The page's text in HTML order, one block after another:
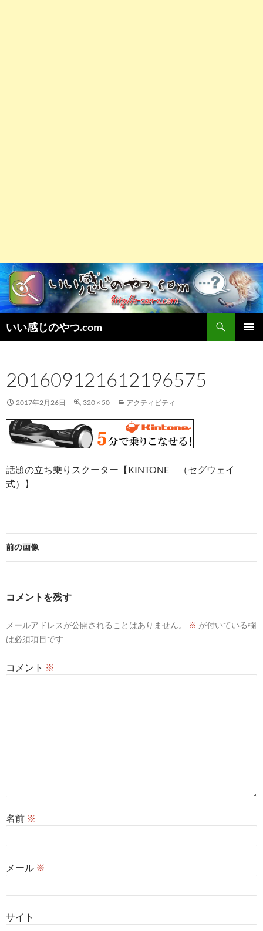
いい感じのやつ.com
索
ン
ツ
へ
キ
ッ
プ
201609121612196575
2017年2月26日 320 × 50 アクティビティ
話題の立ち乗りスクーター【KINTONE （セグウェイ
式）】
前の画像
コメントを残す
メールアドレスが公開されることはありません。 ※ が付いている欄
は必須項目です
コメント ※
名前 ※
メール ※
サイト